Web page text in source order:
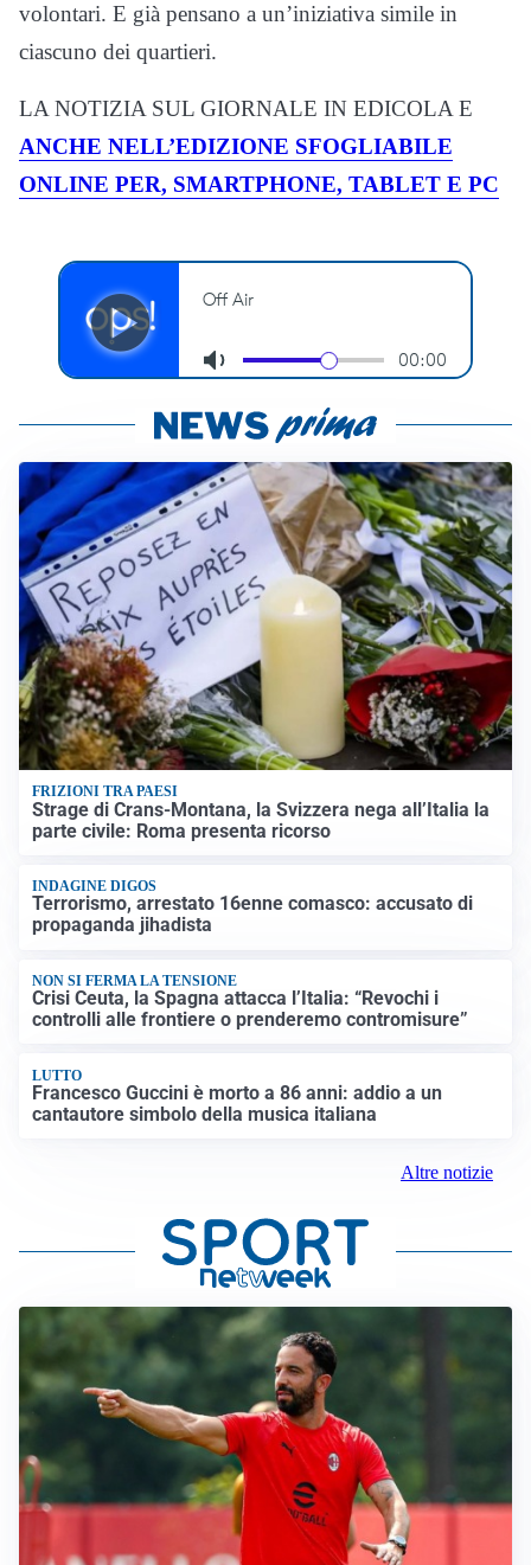
volontari. E già pensano a un’iniziativa simile in
ciascuno dei quartieri.
LA NOTIZIA SUL GIORNALE IN EDICOLA E
ANCHE NELL’EDIZIONE SFOGLIABILE
ONLINE PER, SMARTPHONE, TABLET E PC
FRIZIONI TRA PAESI
Strage di Crans-Montana, la Svizzera nega all’Italia la
parte civile: Roma presenta ricorso
INDAGINE DIGOS
Terrorismo, arrestato 16enne comasco: accusato di
propaganda jihadista
NON SI FERMA LA TENSIONE
Crisi Ceuta, la Spagna attacca l’Italia: “Revochi i
controlli alle frontiere o prenderemo contromisure”
LUTTO
Francesco Guccini è morto a 86 anni: addio a un
cantautore simbolo della musica italiana
Altre notizie